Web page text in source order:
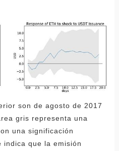
son de agosto de 2017
gris representa una
una significación
indica que la emisión